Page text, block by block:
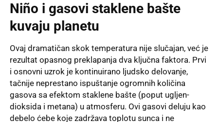
Niño i gasovi staklene bašte
kuvaju planetu
Ovaj dramatičan skok temperatura nije slučajan, već je
rezultat opasnog preklapanja dva ključna faktora. Prvi
i osnovni uzrok je kontinuirano ljudsko delovanje,
tačnije neprestano ispuštanje ogromnih količina
gasova sa efektom staklene bašte (poput ugljen-
dioksida i metana) u atmosferu. Ovi gasovi deluju kao
debelo ćebe koje zadržava toplotu sunca i ne